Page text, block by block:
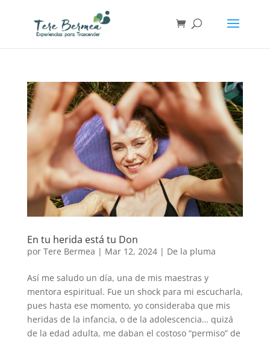
En tu herida está tu Don
por Tere Bermea | Mar 12, 2024| De la pluma
Así me saludo un día, una de mis maestras y
mentora espiritual. Fue un shock para mi escucharla,
pues hasta ese momento, yo consideraba que mis
heridas de la infancia, o de la adolescencia… quizá
de la edad adulta, me daban el costoso “permiso” de